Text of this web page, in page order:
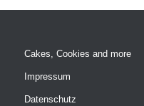
Cakes, Cookies and more
Impressum
Datenschutz